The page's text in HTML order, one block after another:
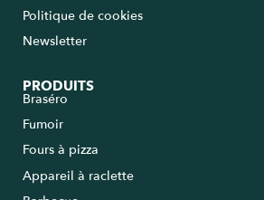
Politique de cookies
Newsletter
PRODUITS
Braséro
Fumoir
Fours à pizza
Appareil à raclette